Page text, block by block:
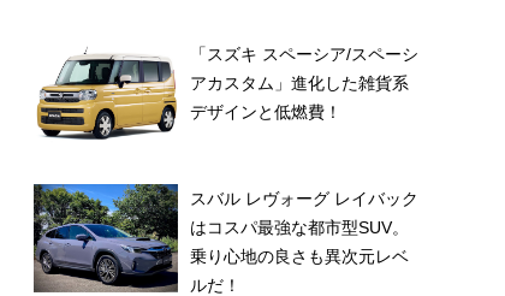
「スズキ スペーシア/スペーシ
アカスタム」進化した雑貨系
デザインと低燃費！
スバル レヴォーグ レイバック
はコスパ最強な都市型SUV。
乗り心地の良さも異次元レベ
ルだ！